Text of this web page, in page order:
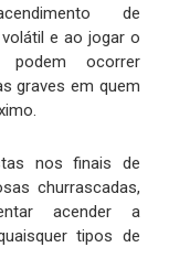
de
e ao jogar o
podem ocorrer
graves em quem
nos finais de
churrascadas,
acender a
tipos de